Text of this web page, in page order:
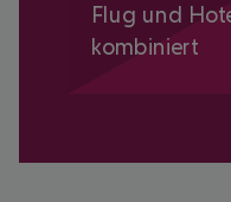
Flug und
kombiniert